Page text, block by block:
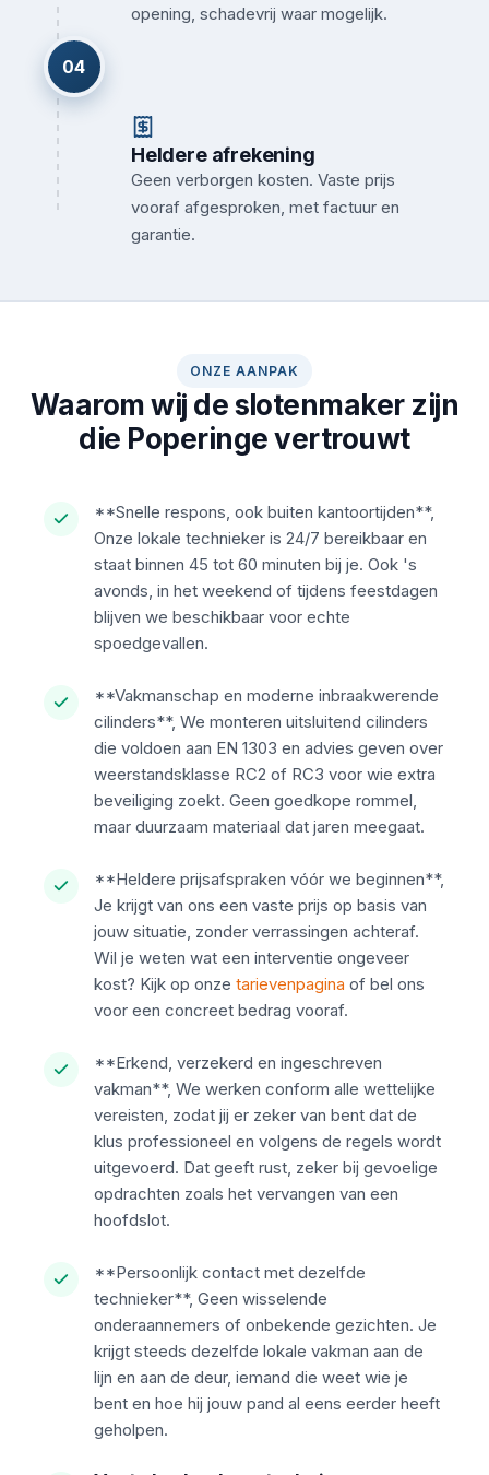
opening, schadevrij waar mogelijk.
04
Heldere afrekening
Geen verborgen kosten. Vaste prijs
vooraf afgesproken, met factuur en
garantie.
ONZE AANPAK
Waarom wij de slotenmaker zijn
die Poperinge vertrouwt
**Snelle respons, ook buiten kantoortijden**,
Onze lokale technieker is 24/7 bereikbaar en
staat binnen 45 tot 60 minuten bij je. Ook 's
avonds, in het weekend of tijdens feestdagen
blijven we beschikbaar voor echte
spoedgevallen.
**Vakmanschap en moderne inbraakwerende
cilinders**, We monteren uitsluitend cilinders
die voldoen aan EN 1303 en advies geven over
weerstandsklasse RC2 of RC3 voor wie extra
beveiliging zoekt. Geen goedkope rommel,
maar duurzaam materiaal dat jaren meegaat.
**Heldere prijsafspraken vóór we beginnen**,
Je krijgt van ons een vaste prijs op basis van
jouw situatie, zonder verrassingen achteraf.
Wil je weten wat een interventie ongeveer
kost? Kijk op onze tarievenpagina of bel ons
voor een concreet bedrag vooraf.
**Erkend, verzekerd en ingeschreven
vakman**, We werken conform alle wettelijke
vereisten, zodat jij er zeker van bent dat de
klus professioneel en volgens de regels wordt
uitgevoerd. Dat geeft rust, zeker bij gevoelige
opdrachten zoals het vervangen van een
hoofdslot.
**Persoonlijk contact met dezelfde
technieker**, Geen wisselende
onderaannemers of onbekende gezichten. Je
krijgt steeds dezelfde lokale vakman aan de
lijn en aan de deur, iemand die weet wie je
bent en hoe hij jouw pand al eens eerder heeft
geholpen.